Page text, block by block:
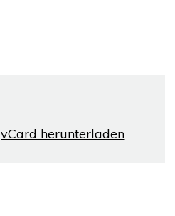
vCard herunterladen